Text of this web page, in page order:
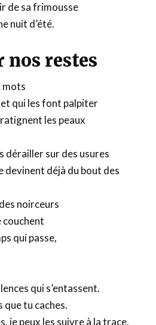
de sa frimousse
nuit d’été.
nos restes
mots
qui les font palpiter
les peaux
dérailler sur des usures
devinent déjà du bout des
noirceurs
couchent
qui passe,
qui s’entassent.
que tu caches.
je peux les suivre à la trace.